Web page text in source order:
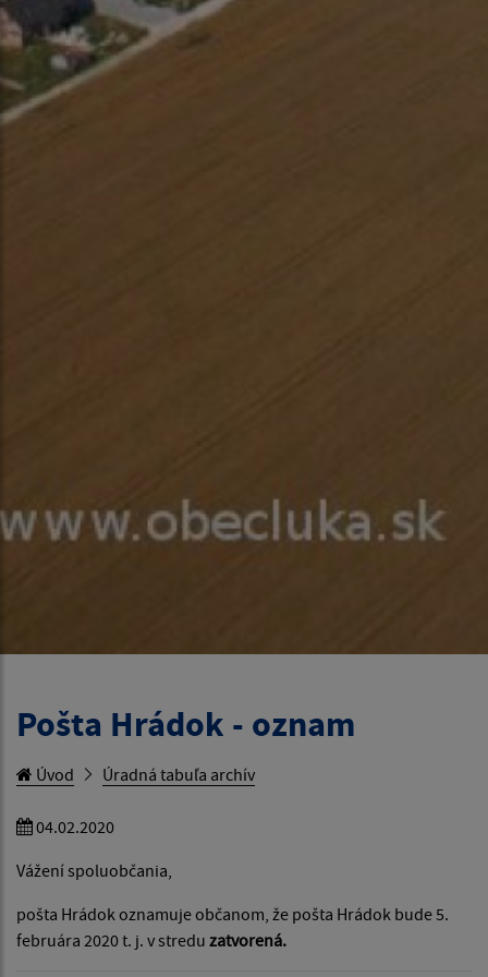
Pošta Hrádok - oznam
Úvod Úradná tabuľa archív
04.02.2020
Vážení spoluobčania,
pošta Hrádok oznamuje občanom, že pošta Hrádok bude 5.
februára 2020 t. j. v stredu zatvorená.